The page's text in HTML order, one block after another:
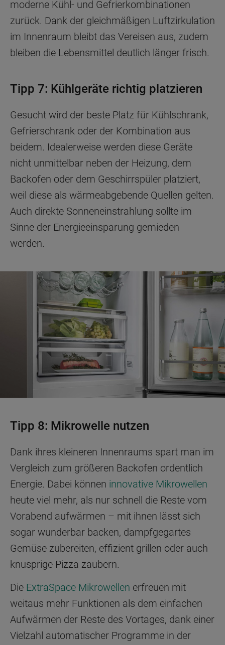
moderne Kühl- und Gefrierkombinationen
zurück. Dank der gleichmäßigen Luftzirkulation
im Innenraum bleibt das Vereisen aus, zudem
bleiben die Lebensmittel deutlich länger frisch.
Tipp 7: Kühlgeräte richtig platzieren
Gesucht wird der beste Platz für Kühlschrank,
Gefrierschrank oder der Kombination aus
beidem. Idealerweise werden diese Geräte
nicht unmittelbar neben der Heizung, dem
Backofen oder dem Geschirrspüler platziert,
weil diese als wärmeabgebende Quellen gelten.
Auch direkte Sonneneinstrahlung sollte im
Sinne der Energieeinsparung gemieden
werden.
Tipp 8: Mikrowelle nutzen
Dank ihres kleineren Innenraums spart man im
Vergleich zum größeren Backofen ordentlich
Energie. Dabei können innovative Mikrowellen
heute viel mehr, als nur schnell die Reste vom
Vorabend aufwärmen – mit ihnen lässt sich
sogar wunderbar backen, dampfgegartes
Gemüse zubereiten, effizient grillen oder auch
knusprige Pizza zaubern.
Die ExtraSpace Mikrowellen erfreuen mit
weitaus mehr Funktionen als dem einfachen
Aufwärmen der Reste des Vortages, dank einer
Vielzahl automatischer Programme in der